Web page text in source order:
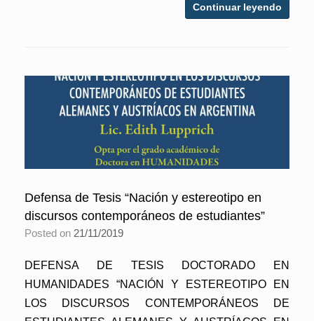
Continuar leyendo
Defensa de Tesis “Nación y estereotipo en
discursos contemporáneos de estudiantes”
Posted on 21/11/2019
DEFENSA DE TESIS DOCTORADO EN
HUMANIDADES “NACIÓN Y ESTEREOTIPO EN
LOS DISCURSOS CONTEMPORÁNEOS DE